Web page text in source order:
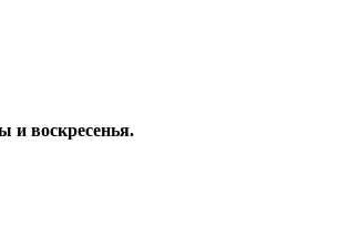
и воскресенья.